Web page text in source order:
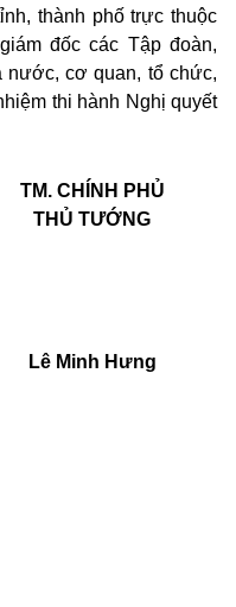
thành phố trực thuộc
đốc các Tập đoàn,
nước, cơ quan, tổ chức,
thi hành Nghị quyết
TM. CHÍNH PHỦ
THỦ TƯỚNG
Lê Minh Hưng